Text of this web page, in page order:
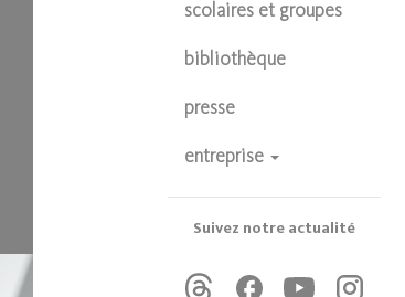
scolaires et groupes
bibliothèque
presse
entreprise
Suivez notre actualité